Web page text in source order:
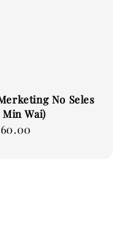
No Seles
Wai)